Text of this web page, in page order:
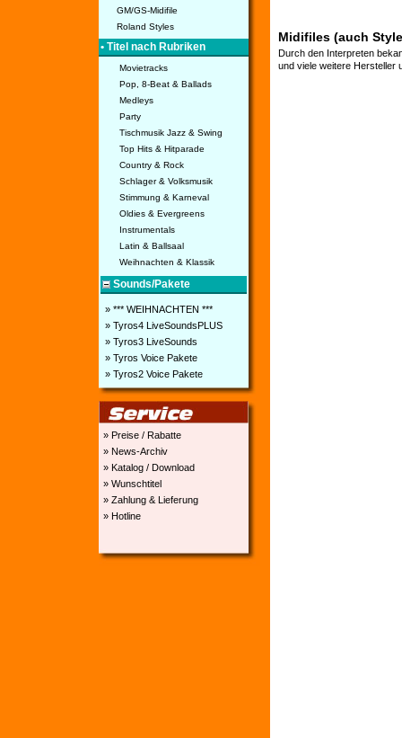
GM/GS-Midifile
Roland Styles
• Titel nach Rubriken
Movietracks
Pop, 8-Beat & Ballads
Medleys
Party
Tischmusik Jazz & Swing
Top Hits & Hitparade
Country & Rock
Schlager & Volksmusik
Stimmung & Karneval
Oldies & Evergreens
Instrumentals
Latin & Ballsaal
Weihnachten & Klassik
Sounds/Pakete
» *** WEIHNACHTEN ***
» Tyros4 LiveSoundsPLUS
» Tyros3 LiveSounds
» Tyros Voice Pakete
» Tyros2 Voice Pakete
» Preise / Rabatte
» News-Archiv
» Katalog / Download
» Wunschtitel
» Zahlung & Lieferung
» Hotline
Midifiles (auch
Durch den Interpreten
und viele weitere Hersteller